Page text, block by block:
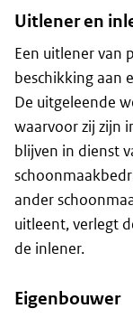
Uitlener en
Een uitlener van
beschikking aan
De uitgeleende
waarvoor zij zijn
blijven in dienst
ander
uitleent, verlegt
de inlener.
Eigenbouwer